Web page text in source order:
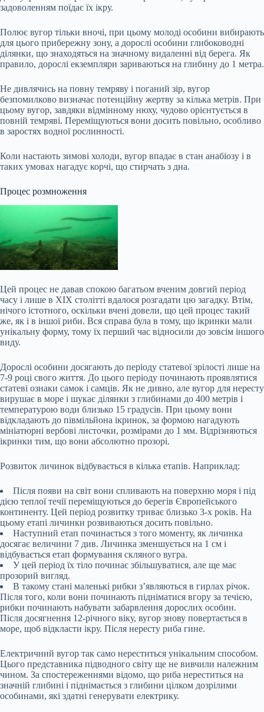
задоволенням поїдає їх ікру.
Полює вугор тільки вночі, при цьому молоді особини вибирають
для цього прибережну зону, а дорослі особини глибоководні
ділянки, що знаходяться на значному видаленні від берега. Як
правило, дорослі екземпляри зариваються на глибину до 1 метра.
Не дивлячись на повну темряву і поганий зір, вугор
безпомилково визначає потенційну жертву за кілька метрів. При
цьому вугор, завдяки відмінному нюху, чудово орієнтується в
повній темряві. Переміщуються вони досить повільно, особливо
в заростях водної рослинності.
Коли настають зимові холоди, вугор впадає в стан анабіозу і в
таких умовах нагадує корчі, що стирчать з дна.
Процес розмноження
Цей процес не давав спокою багатьом вченим довгий період
часу і лише в XIX столітті вдалося розгадати цю загадку. Втім,
нічого істотного, оскільки вчені довели, що цей процес такий
же, як і в іншої риби. Вся справа була в тому, що ікринки мали
унікальну форму, тому їх перший час відносили до зовсім іншого
виду.
Дорослі особини досягають до періоду статевої зрілості лише на
7-9 році свого життя. До цього періоду починають проявлятися
статеві ознаки самок і самців. Як не дивно, але вугор для нересту
вирушає в море і шукає ділянки з глибинами до 400 метрів і
температурою води близько 15 градусів. При цьому вони
відкладають до півмільйона ікринок, за формою нагадують
мініатюрні вербові листочки, розмірами до 1 мм. Відрізняються
ікринки тим, що вони абсолютно прозорі.
Розвиток личинок відбувається в кілька етапів. Наприклад:
Після появи на світ вони спливають на поверхню моря і під
дією теплої течії переміщуються до берегів Європейського
континенту. Цей період розвитку триває близько 3-х років. На
цьому етапі личинки розвиваються досить повільно.
Наступний етап починається з того моменту, як личинка
досягає величини 7 див. Личинка зменшується на 1 см і
відбувається етап формування скляного вугра.
У цей період їх тіло починає збільшуватися, але ще має
прозорий вигляд.
В такому стані маленькі рибки з’являються в гирлах річок.
Після того, коли вони починають підніматися вгору за течією,
рибки починають набувати забарвлення дорослих особин.
Після досягнення 12-річного віку, вугор знову повертається в
море, щоб відкласти ікру. Після нересту риба гине.
Електричний вугор так само нереститься унікальним способом.
Цього представника підводного світу ще не вивчили належним
чином. За спостереженнями відомо, що риба нереститься на
значній глибині і піднімається з глибини цілком дозрілими
особинами, які здатні генерувати електрику.